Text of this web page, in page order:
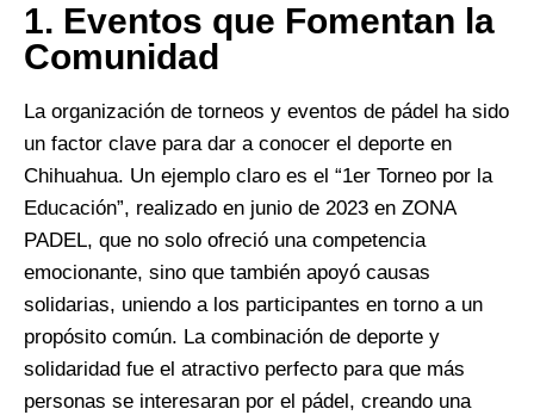
1. Eventos que Fomentan la
Comunidad
La organización de torneos y eventos de pádel ha sido
un factor clave para dar a conocer el deporte en
Chihuahua. Un ejemplo claro es el “1er Torneo por la
Educación”, realizado en junio de 2023 en ZONA
PADEL, que no solo ofreció una competencia
emocionante, sino que también apoyó causas
solidarias, uniendo a los participantes en torno a un
propósito común. La combinación de deporte y
solidaridad fue el atractivo perfecto para que más
personas se interesaran por el pádel, creando una